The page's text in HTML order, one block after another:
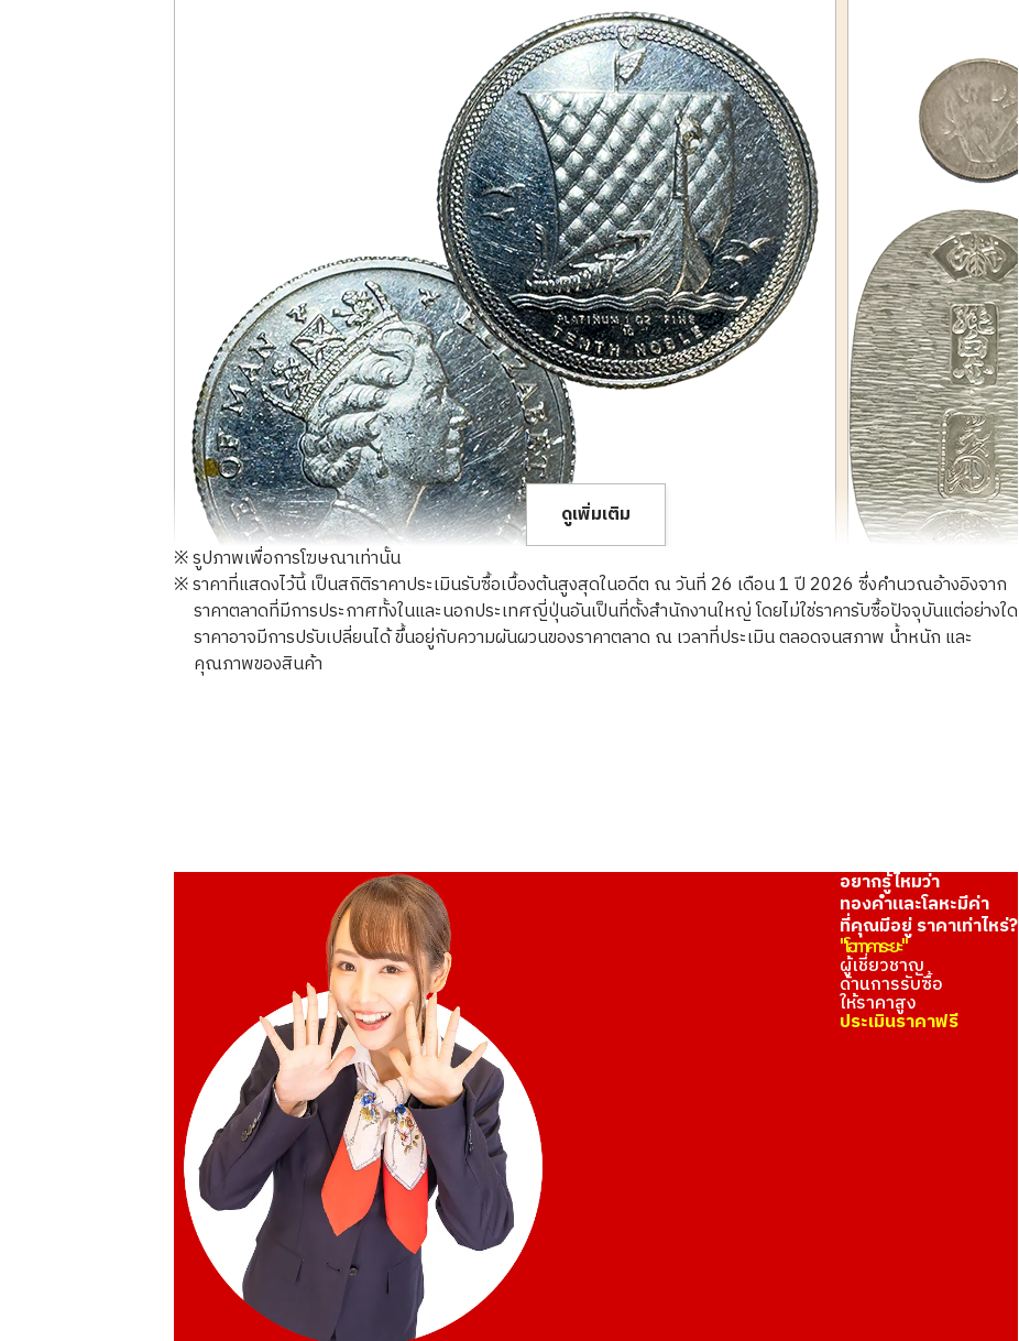
Platinum (Pt1000) Isle of Man Noble Coin 1/4oz
ดูเพิ่มเติม
※ รูปภาพเพื่อการโฆษณาเท่านั้น
※ ราคาที่แสดงไว้นี้ เป็นสถิติราคาประเมินรับซื้อเบื้องต้นสูงสุดในอดีต ณ วันที่ 26 เดือน 1 ปี 2026 ซึ่งคำนวณอ้างอิงจาก
ราคาตลาดที่มีการประกาศทั้งในและนอกประเทศญี่ปุ่นอันเป็นที่ตั้งสำนักงานใหญ่ โดยไม่ใช่ราคารับซื้อปัจจุบันแต่อย่างใด
ราคาอาจมีการปรับเปลี่ยนได้ ขึ้นอยู่กับความผันผวนของราคาตลาด ณ เวลาที่ประเมิน ตลอดจนสภาพ น้ำหนัก และ
คุณภาพของสินค้า
อยากรู้ไหมว่า
ทองคำและโลหะมีค่า
ที่คุณมีอยู่ ราคาเท่าไหร่?
"โอทาคาระยะ"
ผู้เชี่ยวชาญ
ด้านการรับซื้อ
ให้ราคาสูง
ประเมินราคาฟรี